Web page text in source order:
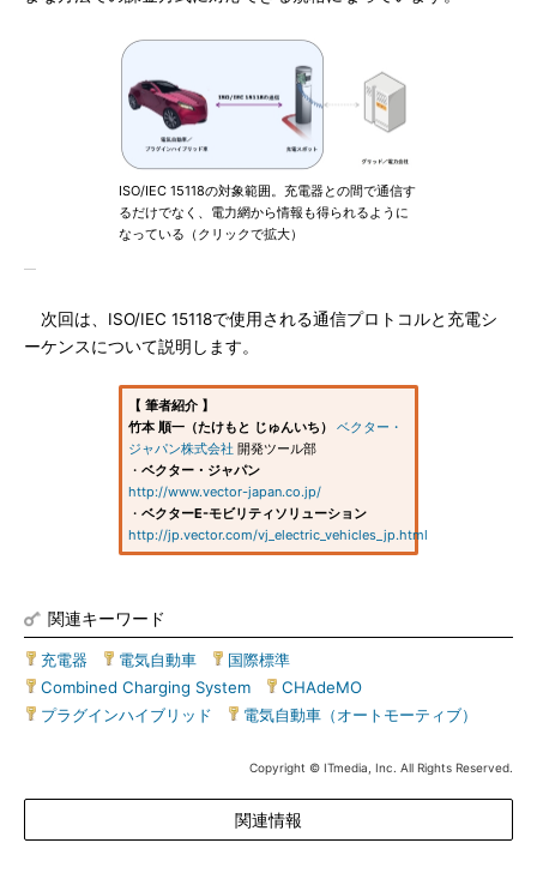
ISO/IEC 15118の対象範囲。充電器との間で通信す
るだけでなく、電力網から情報も得られるように
なっている（クリックで拡大）
次回は、ISO/IEC 15118で使用される通信プロトコルと充電シ
ーケンスについて説明します。
【 筆者紹介 】
竹本 順一（たけもと じゅんいち）
ベクター・
ジャパン株式会社 開発ツール部
・ ベクター・ジャパン
http://www.vector-japan.co.jp/
・ ベクターE-モビリティソリューション
http://jp.vector.com/vj_electric_vehicles_jp.html
関連キーワード
充電器 電気自動車 国際標準
Combined Charging System
CHAdeMO
プラグインハイブリッド
電気自動車（オートモーティブ）
Copyright © ITmedia, Inc. All Rights Reserved.
関連情報